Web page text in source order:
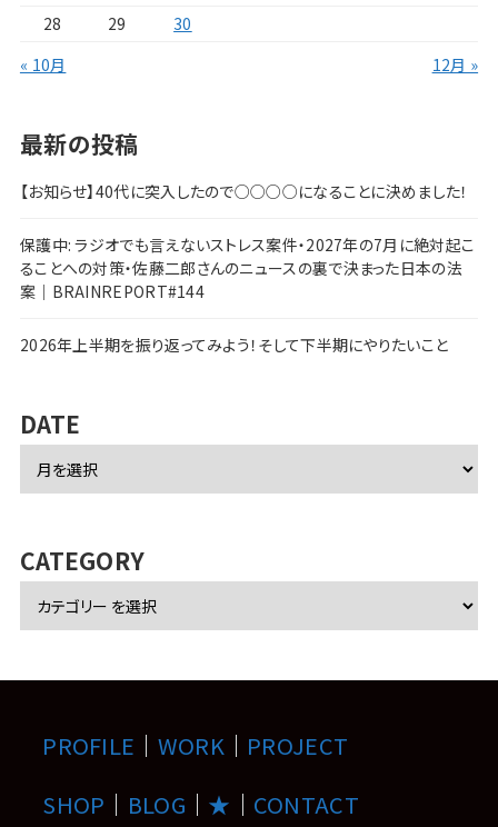
28
29
30
« 10月
12月 »
最新の投稿
【お知らせ】40代に突入したので○○○○になることに決めました！
保護中: ラジオでも言えないストレス案件・2027年の7月に絶対起こ
ることへの対策・佐藤二郎さんのニュースの裏で決まった日本の法
案｜BRAINREPORT#144
2026年上半期を振り返ってみよう！そして下半期にやりたいこと
DATE
カ
ブ
CATEGORY
PROFILE ｜ WORK ｜ PROJECT
SHOP ｜ BLOG ｜ ★ ｜ CONTACT